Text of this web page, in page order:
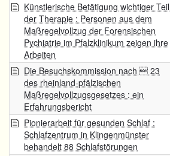
Künstlerische Betätigung wichtiger Teil
der Therapie : Personen aus dem
Maßregelvollzug der Forensischen
Pychiatrie im Pfalzklinikum zeigen ihre
Arbeiten
Die Besuchskommission nach  23
des rheinland-pfälzischen
Maßregelvollzugsgesetzes : ein
Erfahrungsbericht
Pionierarbeit für gesunden Schlaf :
Schlafzentrum in Klingenmünster
behandelt 88 Schlafstörungen